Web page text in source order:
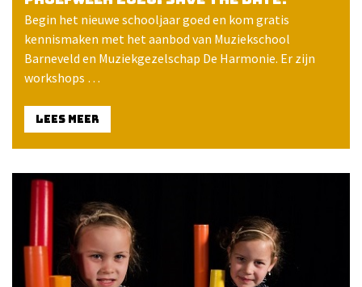
Begin het nieuwe schooljaar goed en kom gratis
kennismaken met het aanbod van Muziekschool
Barneveld en Muziekgezelschap De Harmonie. Er zijn
workshops …
LEES MEER